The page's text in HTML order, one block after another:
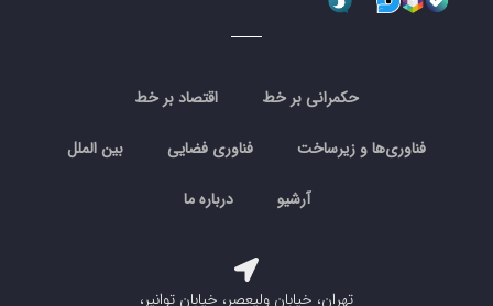
حکمرانی بر خط اقتصاد بر خط
فناوری‌ها و زیرساخت فناوری فضایی بین الملل
آرشیو درباره ما
تهران، خیابان ولیعصر، خیابان توانیر،